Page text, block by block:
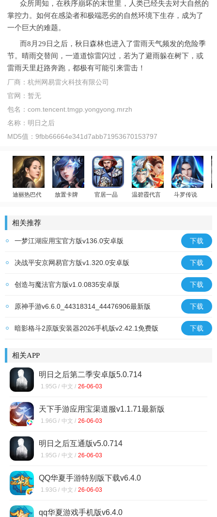
众所周知，在秩序崩坏的末世里，人类已经失去对大自然的
掌控力。如何在感染者和极端恶劣的自然环境下生存，成为了
一个巨大的难题。
而8月29日之后，秋日森林也进入了雷雨天气频发的危险季
节。晴雨交替间，一道道惊雷闪过，若为了避雨躲在树下，或
雷雨天里赶路奔跑，都极有可能引来雷击！
厂商： 杭州网易雷火科技有限公司
官网： 暂无
包名： com.tencent.tmgp.yongyong.mrzh
名称： 明日之后
MD5值： 9fbb66664e341d7abb71953670153797
迪丽热巴代言
放置卡牌
官居一品
温碧霞代言
斗罗传说
相关推荐
一梦江湖应用宝官方版v136.0安卓版 下载
决战平安京网易官方版v1.320.0安卓版 下载
创造与魔法官方版v1.0.0835安卓版 下载
原神手游v6.6.0_44318314_44476906最新版 下载
暗影格斗2原版安装器2026手机版v2.42.1免费版 下载
相关APP
明日之后第二季安卓版5.0.714
1.95G / 中文 / 26-06-03
天下手游应用宝渠道服v1.1.71最新版
1.96G / 中文 / 26-06-03
明日之后互通版v5.0.714
1.95G / 中文 / 26-06-03
QQ华夏手游特别版下载v6.4.0
1.93G / 中文 / 26-06-03
qq华夏游戏手机版v6.4.0